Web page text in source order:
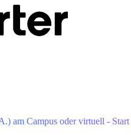
am Campus oder virtuell -